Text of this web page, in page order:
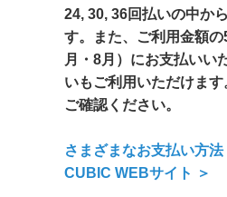
24, 30, 36回払いの中か
す。また、ご利用金額
月・8月）にお支払いい
いもご利用いただけま
ご確認ください。
さまざまなお支払い方
CUBIC WEBサイト ＞